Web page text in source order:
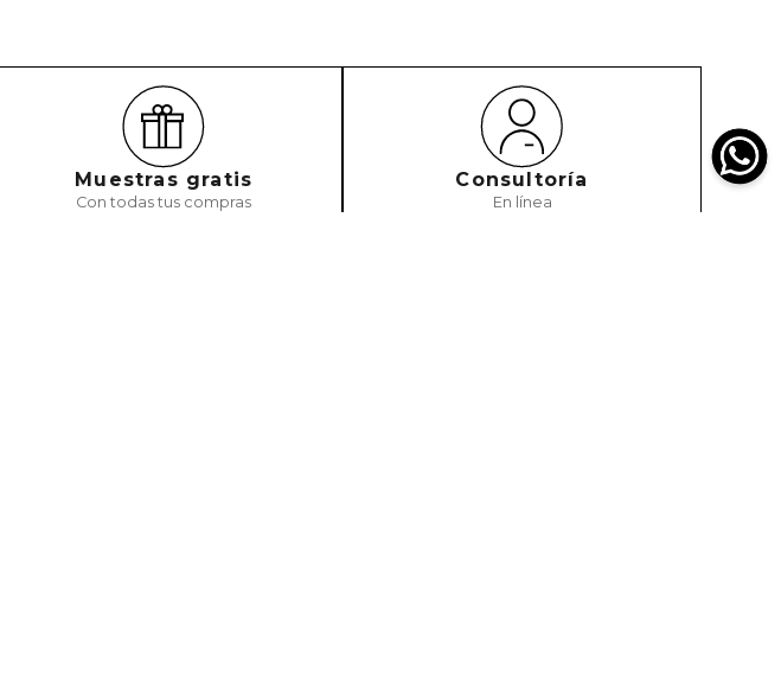
Muestras gratis
Con todas tus compras
Consultoría
En línea